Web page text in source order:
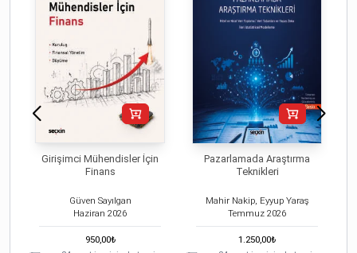
Girişimci Mühendisler İçin
Finans
Güven Sayılgan
Haziran 2026
950,00₺
Pazarlamada Araştırma
Teknikleri
Mahir Nakip, Eyyup Yaraş
Temmuz 2026
1.250,00₺